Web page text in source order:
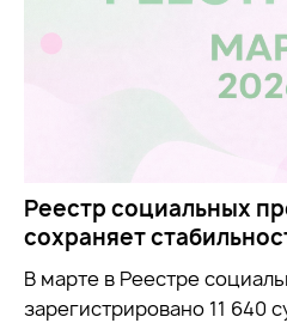
Реестр социальных
сохраняет
В марте в Реестре
зарегистрировано 11 640